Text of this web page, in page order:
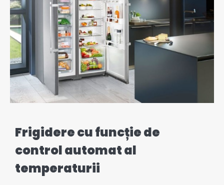
Frigidere cu funcție de
control automat al
temperaturii